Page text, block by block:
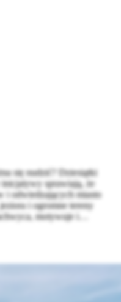
się nudzić? Dziesiątki
sprawiają, że
i odwiedzających miasto
i ogromne tereny
motywuje i…